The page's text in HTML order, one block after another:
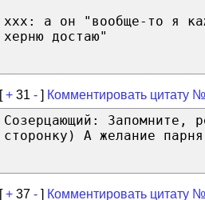
ххх: а он "вообще-то я
херню достаю"
[+ 31 - ] Комментировать цитату
Созерцающий: Запомните,
сторонку) А желание
[+ 37 - ] Комментировать цитату